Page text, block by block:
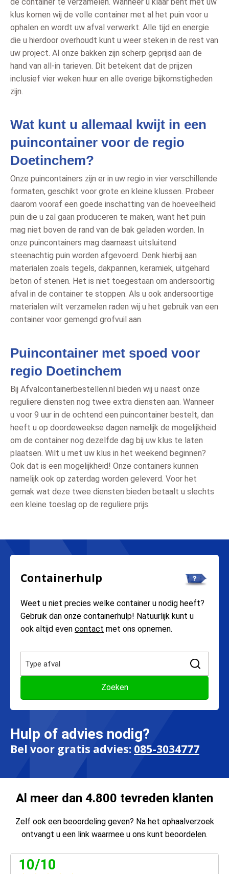
klus komen wij de volle container met al het puin voor u
ophalen en wordt uw afval verwerkt. Alle tijd en energie
die u hierdoor overhoudt kunt u weer steken in de rest van
uw project. Al onze bakken zijn scherp geprijsd aan de
hand van all-in tarieven. Dit betekent dat de prijzen
inclusief vier weken huur en alle overige bijkomstigheden
zijn.
Wat kunt u allemaal kwijt in een
puincontainer voor de regio
Doetinchem?
Onze puincontainers zijn er in uw regio in vier verschillende
formaten, geschikt voor grote en kleine klussen. Probeer
daarom vooraf een goede inschatting van de hoeveelheid
puin die u zal gaan produceren te maken, want het puin
mag niet boven de rand van de bak geladen worden. In
onze puincontainers mag daarnaast uitsluitend
steenachtig puin worden afgevoerd. Denk hierbij aan
materialen zoals tegels, dakpannen, keramiek, uitgehard
beton of stenen. Het is niet toegestaan om andersoortig
afval in de container te stoppen. Als u ook andersoortige
materialen wilt verzamelen raden wij u het gebruik van een
container voor gemengd grofvuil aan.
Puincontainer met spoed voor
regio Doetinchem
Bij Afvalcontainerbestellen.nl bieden wij u naast onze
reguliere diensten nog twee extra diensten aan. Wanneer
u voor 9 uur in de ochtend een puincontainer bestelt, dan
heeft u op doordeweekse dagen namelijk de mogelijkheid
om de container nog dezelfde dag bij uw klus te laten
plaatsen. Wilt u met uw klus in het weekend beginnen?
Ook dat is een mogelijkheid! Onze containers kunnen
namelijk ook op zaterdag worden geleverd. Voor het
gemak wat deze twee diensten bieden betaalt u slechts
een kleine toeslag op de reguliere prijs.
Containerhulp
Weet u niet precies welke container u nodig heeft?
Gebruik dan onze containerhulp! Natuurlijk kunt u
ook altijd even contact met ons opnemen.
Hulp of advies nodig?
Bel voor gratis advies: 085-3034777
Al meer dan 4.800 tevreden klanten
Zelf ook een beoordeling geven? Na het ophaalverzoek
ontvangt u een link waarmee u ons kunt beoordelen.
10/10